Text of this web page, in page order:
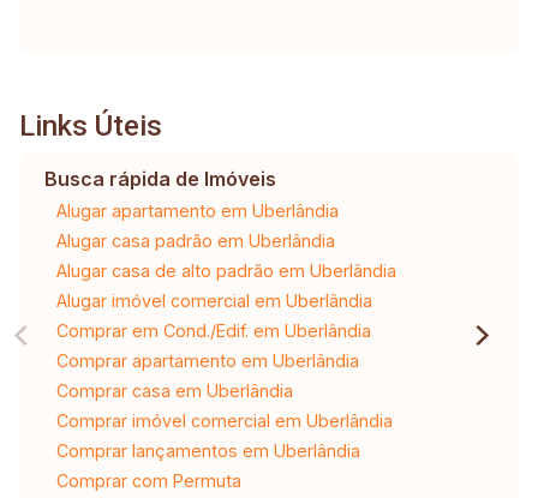
Links Úteis
Busca rápida de Imóveis
Alugar apartamento em Uberlândia
Alugar casa padrão em Uberlândia
Alugar casa de alto padrão em Uberlândia
Alugar imóvel comercial em Uberlândia
Comprar em Cond./Edif. em Uberlândia
Comprar apartamento em Uberlândia
Comprar casa em Uberlândia
Comprar imóvel comercial em Uberlândia
Comprar lançamentos em Uberlândia
Comprar com Permuta